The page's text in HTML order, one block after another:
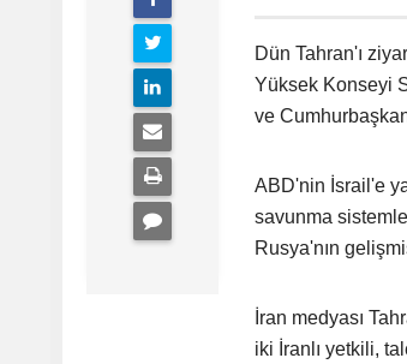
Dün Tahran'ı
Yüksek Konseyi
ve
ABD'nin İsrail'e
savunma
Rusya'nın
İran medyası
iki İranlı yetkili,